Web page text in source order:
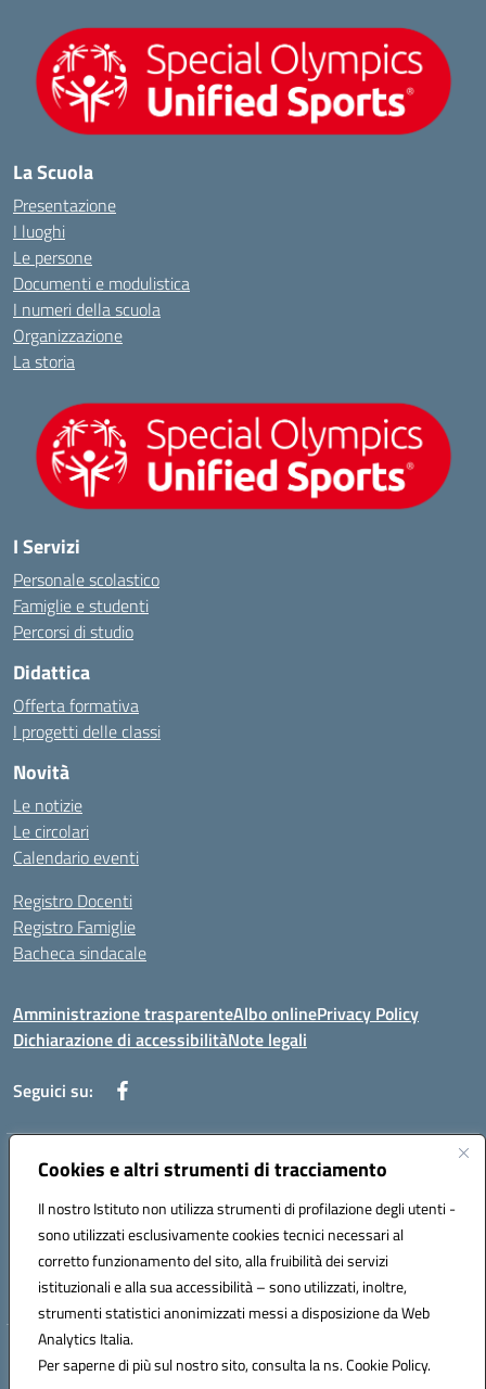
Cookies e altri strumenti di tracciamento
Il nostro Istituto non utilizza strumenti di profilazione degli utenti -
sono utilizzati esclusivamente cookies tecnici necessari al
corretto funzionamento del sito, alla fruibilità dei servizi
istituzionali e alla sua accessibilità – sono utilizzati, inoltre,
strumenti statistici anonimizzati messi a disposizione da Web
Analytics Italia.
Per saperne di più sul nostro sito, consulta la ns. Cookie Policy.
La Scuola
Presentazione
I luoghi
Le persone
Documenti e modulistica
I numeri della scuola
Organizzazione
La storia
I Servizi
Personale scolastico
Famiglie e studenti
Percorsi di studio
Didattica
Offerta formativa
I progetti delle classi
Novità
Le notizie
Le circolari
Calendario eventi
Registro Docenti
Registro Famiglie
Bacheca sindacale
Amministrazione trasparenteAlbo onlinePrivacy Policy
Dichiarazione di accessibilitàNote legali
Seguici su:
Indirizzo:Via di Valle Zampea 2, 00036 Palestrina
Posta elettronica certificata (PEC):rmic8dr00r@pec.istruzione.it
Codice fiscale: 93021380584
Codice meccanografico: RMIC8DR00R
Hosting & Powered by 3D Solution S.r.l.
Concept & Design by Designers Italia